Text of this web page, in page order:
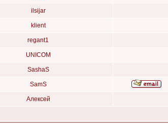
ilsijar
klient
regant1
UNICOM
SashaS
SamS
Алексей